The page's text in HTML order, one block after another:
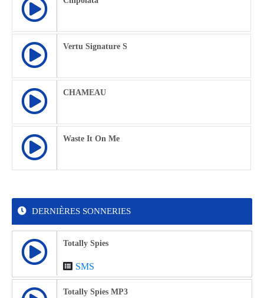
Vertu Signature S
CHAMEAU
Waste It On Me
DERNIÈRES SONNERIES
Totally Spies
SMS
Totally Spies MP3